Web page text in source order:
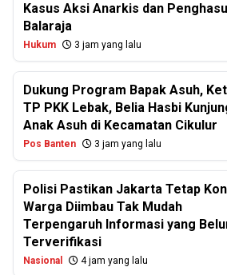
Kasus Aksi Anarkis dan
Balaraja
Hukum 3 jam yang lalu
Dukung Program Bapak Asuh,
TP PKK Lebak, Belia Hasbi
Anak Asuh di Kecamatan Cikulur
Pos Banten 3 jam yang lalu
Polisi Pastikan Jakarta Tetap
Warga Diimbau Tak Mudah
Terpengaruh Informasi yang
Terverifikasi
Nasional 4 jam yang lalu